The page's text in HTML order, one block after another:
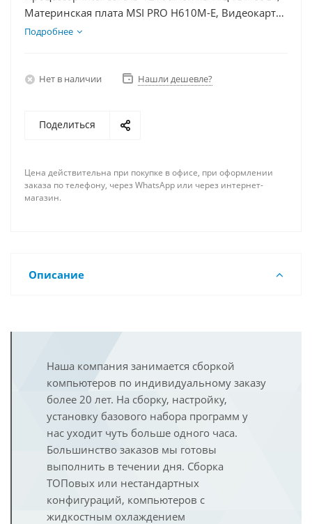
Материнская плата MSI PRO H610M-E, Видеокарта
RTX 4070 12Гб, Память DDR4 64Gb, Диски
Подробнее
Нет в наличии Нашли дешевле?
Поделиться
Цена действительна при покупке в офисе, при оформлении
заказа по телефону, через WhatsApp или через интернет-
магазин.
Описание
Наша компания занимается сборкой
компьютеров по индивидуальному заказу
более 20 лет. На сборку, настройку,
установку базового набора программ у
нас уходит чуть больше одного часа.
Большинство заказов мы готовы
выполнить в течении дня. Сборка
ТОПовых или нестандартных
конфигураций, компьютеров с
жидкостным охлаждением